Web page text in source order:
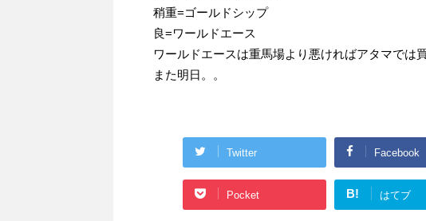
稍重=ゴールドシップ
良=ワールドエース
ワールドエースは重馬場より悪ければアタマでは買
また明日。。
Twitter Facebook
Pocket B! はてブ